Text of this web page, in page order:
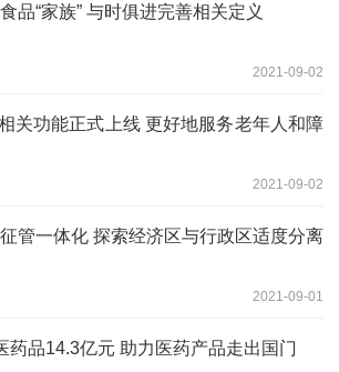
品“家族” 与时俱进完善相关定义
2021-09-02
关功能正式上线 更好地服务老年人和障
2021-09-02
管一体化 探索经济区与行政区适度分离
2021-09-01
药品14.3亿元 助力医药产品走出国门